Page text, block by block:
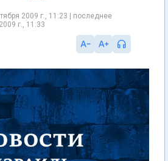
2009 г., 11:23 | последнее
г., 11:33